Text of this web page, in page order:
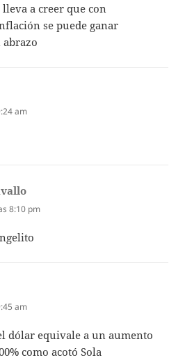
a creer que con
se puede ganar
am
8:10 pm
am
dólar equivale a un aumento
como acotó Sola